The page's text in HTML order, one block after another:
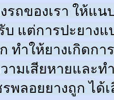
รถของเรา ให้แ
บ แต่การปะยาง
ทำให้ยางเกิดกา
ามเสียหายและท
พลอยยางถูก ได้